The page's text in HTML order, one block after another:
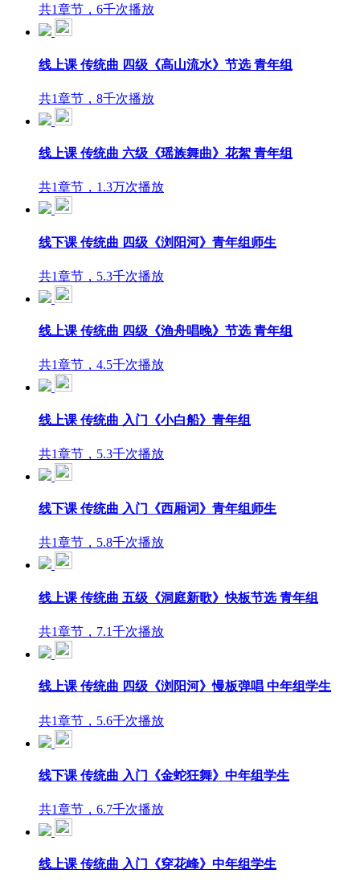
共1章节，6千次播放
线上课 传统曲 四级《高山流水》节选 青年组
共1章节，8千次播放
线上课 传统曲 六级《瑶族舞曲》花絮 青年组
共1章节，1.3万次播放
线下课 传统曲 四级《浏阳河》青年组师生
共1章节，5.3千次播放
线上课 传统曲 四级《渔舟唱晚》节选 青年组
共1章节，4.5千次播放
线上课 传统曲 入门《小白船》青年组
共1章节，5.3千次播放
线下课 传统曲 入门《西厢词》青年组师生
共1章节，5.8千次播放
线上课 传统曲 五级《洞庭新歌》快板节选 青年组
共1章节，7.1千次播放
线上课 传统曲 四级《浏阳河》慢板弹唱 中年组学生
共1章节，5.6千次播放
线下课 传统曲 入门《金蛇狂舞》中年组学生
共1章节，6.7千次播放
线上课 传统曲 入门《穿花峰》中年组学生